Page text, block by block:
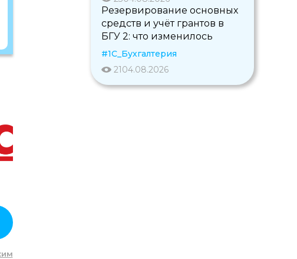
Резервирование основных
средств и учёт грантов в
БГУ 2: что изменилось
#1С_Бухгалтерия
21 04.08.2026